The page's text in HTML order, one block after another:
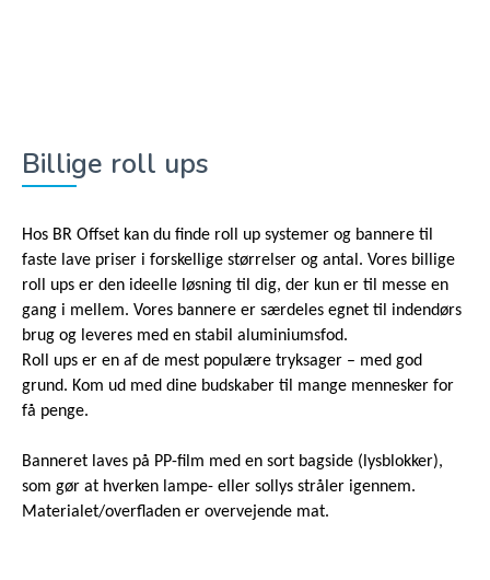
Billige roll ups
Hos BR Offset kan du finde roll up systemer og bannere til
faste lave priser i forskellige størrelser og antal. Vores billige
roll ups er den ideelle løsning til dig, der kun er til messe en
gang i mellem. Vores bannere er særdeles egnet til indendørs
brug og leveres med en stabil aluminiumsfod.
Roll ups er en af de mest populære tryksager – med god
grund. Kom ud med dine budskaber til mange mennesker for
få penge.
Banneret laves på PP-film med en sort bagside (lysblokker),
som gør at hverken lampe- eller sollys stråler igennem.
Materialet/overfladen er overvejende mat.